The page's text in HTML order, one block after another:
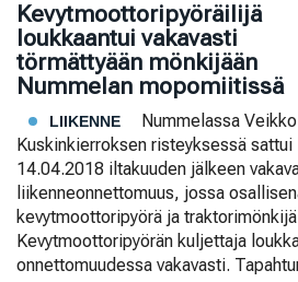
Kevytmoottoripyöräilijä
loukkaantui vakavasti
törmättyään mönkijään
Nummelan mopomiitissä
LIIKENNE
Nummelassa
Kuskinkierroksen risteyksessä sattui
14.04.2018 iltakuuden jälkeen
liikenneonnettomuus, jossa
kevytmoottoripyörä ja
Kevytmoottoripyörän kuljettaja
onnettomuudessa vakavasti.